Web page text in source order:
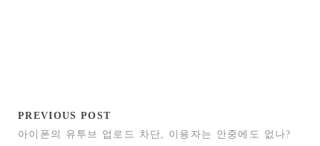
PREVIOUS POST
아이폰의 유투브 업로드 차단, 이용자는 안중에도 없나?